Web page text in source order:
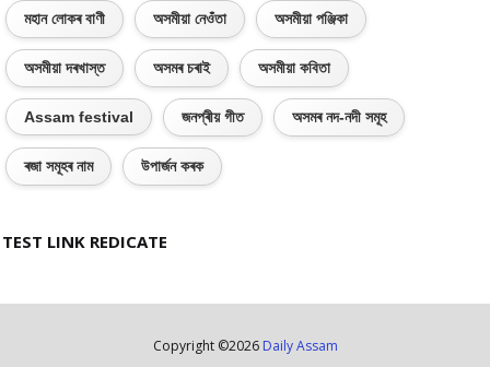
মহান লোকৰ বাণী অসমীয়া নেওঁতা অসমীয়া পঞ্জিকা
অসমীয়া দৰখাস্ত অসমৰ চৰাই অসমীয়া কবিতা
Assam festival জনপ্ৰীয় গীত অসমৰ নদ-নদী সমূহ
ৰজা সমূহৰ নাম উপাৰ্জন কৰক
TEST LINK REDICATE
Copyright ©2026 Daily Assam